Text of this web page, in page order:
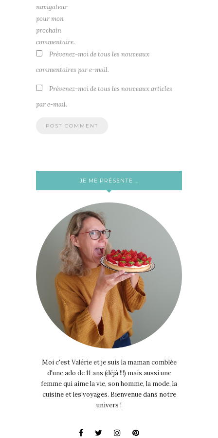
navigateur
pour mon
prochain
commentaire.
Prévenez-moi de tous les nouveaux
commentaires par e-mail.
Prévenez-moi de tous les nouveaux articles
par e-mail.
JE ME PRÉSENTE …
Moi c'est Valérie et je suis la maman comblée
d'une ado de 11 ans (déjà !!!) mais aussi une
femme qui aime la vie, son homme, la mode, la
cuisine et les voyages. Bienvenue dans notre
univers !